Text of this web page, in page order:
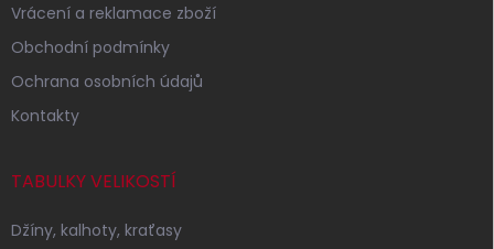
Vrácení a reklamace zboží
Obchodní podmínky
Ochrana osobních údajů
Kontakty
TABULKY VELIKOSTÍ
Džíny, kalhoty, kraťasy